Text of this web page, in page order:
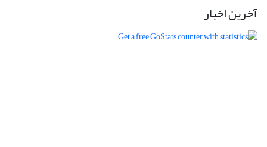
آخرین اخبار